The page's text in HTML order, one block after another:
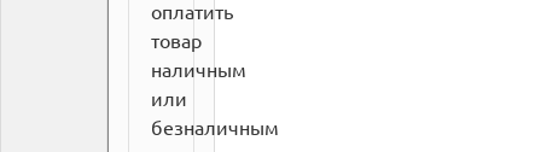
оплатить
товар
наличным
или
безналичным